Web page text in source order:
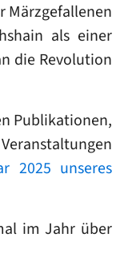
Märzgefallenen
als einer
die Revolution
Publikationen,
2025 unseres
im Jahr über